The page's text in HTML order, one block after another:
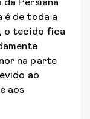
Persiana
é de toda a
o tecido fica
na parte
ao
aos